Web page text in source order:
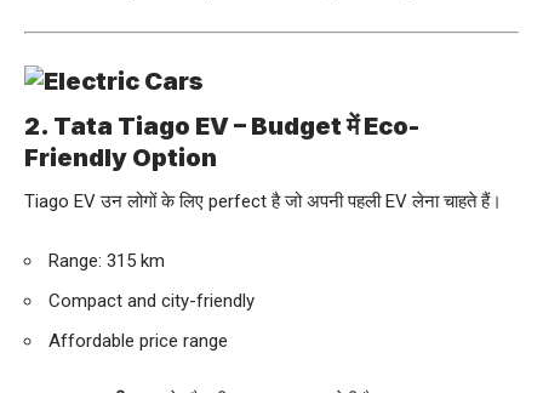
2. Tata Tiago EV – Budget में Eco-
Friendly Option
Tiago EV उन लोगों के लिए perfect है जो अपनी पहली EV लेना चाहते हैं।
Range: 315 km
Compact and city-friendly
Affordable price range